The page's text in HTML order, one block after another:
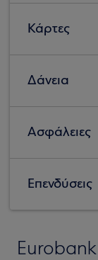
Κάρτες
Δάνεια
Ασφάλειες
Επενδύσεις